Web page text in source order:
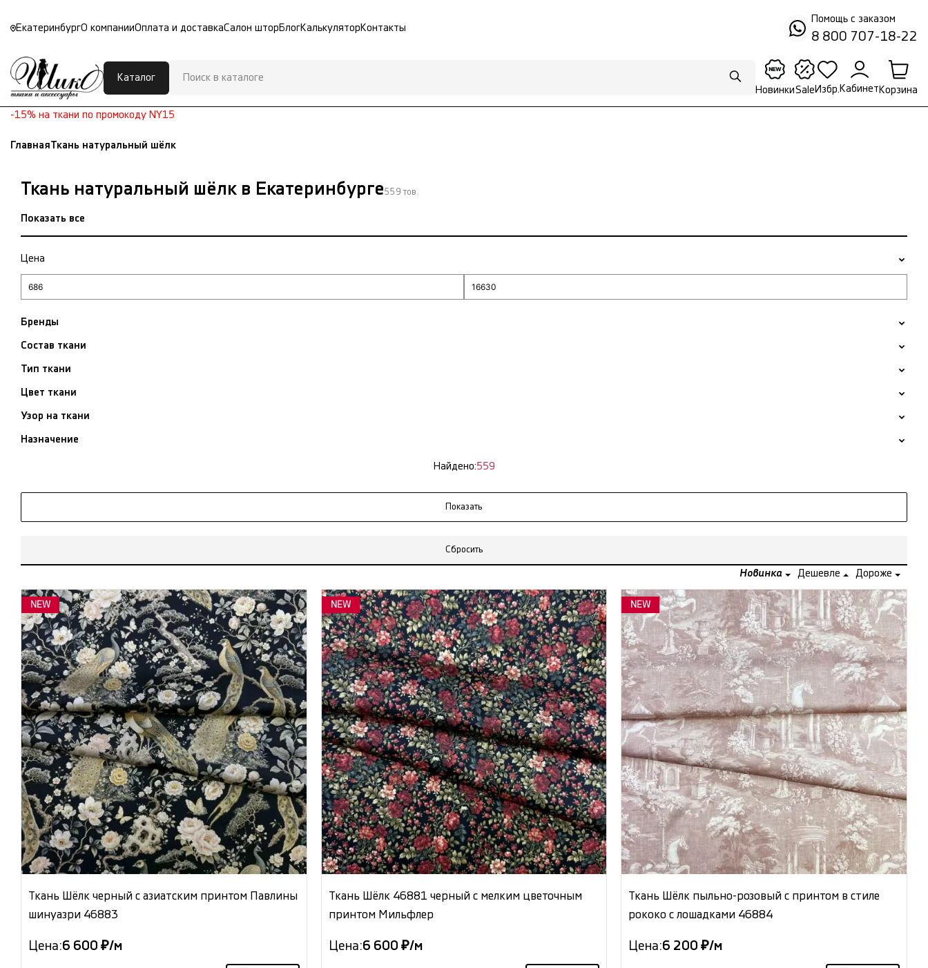
ЕкатеринбургО компанииОплата и доставкаСалон штор БлогКалькулятор Контакты
Помощь с заказом
8 800 707-18-22
Каталог
НовинкиSale Избр. Кабинет Корзина
-15% на ткани по промокоду NY15
ГлавнаяТкань натуральный шёлк
Ткань натуральный шёлк в Екатеринбурге559 тов.
Показать все
Цена
Бренды
Состав ткани
Тип ткани
Цвет ткани
Узор на ткани
Назначение
Найдено:559
Сбросить
Новинка Дешевле Дороже
NEW
Ткань Шёлк черный с азиатским принтом Павлины
шинуазри 46883
Цена:6 600 ₽/м
NEW
Ткань Шёлк 46881 черный с мелким цветочным
принтом Мильфлер
Цена:6 600 ₽/м
NEW
Ткань Шёлк пыльно-розовый с принтом в стиле
рококо с лошадками 46884
Цена:6 200 ₽/м